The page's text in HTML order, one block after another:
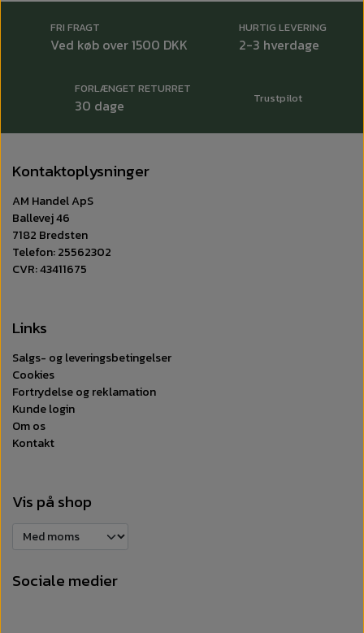
FRI FRAGT
Ved køb over 1500 DKK
HURTIG LEVERING
2-3 hverdage
FORLÆNGET RETURRET
30 dage Trustpilot
Kontaktoplysninger
AM Handel ApS
Ballevej 46
7182 Bredsten
Telefon: 25562302
CVR: 43411675
Links
Salgs- og leveringsbetingelser
Cookies
Fortrydelse og reklamation
Kunde login
Om os
Kontakt
Vis på shop
Sociale medier